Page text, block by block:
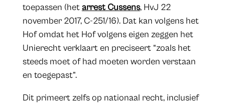
toepassen (hetarrest Cussens, HvJ 22
november 2017, C-251/16). Dat kan volgens het
Hof omdat het Hof volgens eigen zeggen het
Unierecht verklaart en preciseert “zoals het
steeds moet of had moeten worden verstaan
en toegepast”.
Dit primeert zelfs op nationaal recht, inclusief